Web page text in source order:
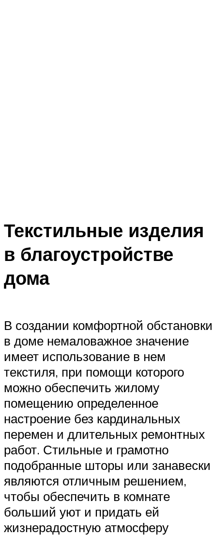
Текстильные изделия
в благоустройстве
дома
В создании комфортной обстановки
в доме немаловажное значение
имеет использование в нем
текстиля, при помощи которого
можно обеспечить жилому
помещению определенное
настроение без кардинальных
перемен и длительных ремонтных
работ. Стильные и грамотно
подобранные шторы или занавески
являются отличным решением,
чтобы обеспечить в комнате
больший уют и придать ей
жизнерадостную атмосферу